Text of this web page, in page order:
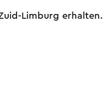
Limburg erhalten.